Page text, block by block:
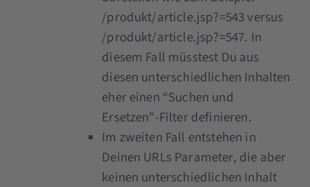
/produkt/article.jsp?=543 versus
/produkt/article.jsp?=547. In
diesem Fall müsstest Du aus
diesen unterschiedlichen Inhalten
eher einen “Suchen und
Ersetzen”-Filter definieren.
Im zweiten Fall entstehen in
Deinen URLs Parameter, die aber
keinen unterschiedlichen Inhalt